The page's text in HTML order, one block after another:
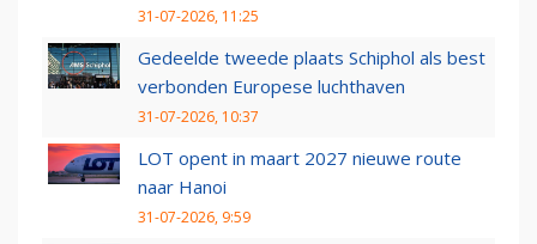
31-07-2026, 11:25
Gedeelde tweede plaats Schiphol als best
verbonden Europese luchthaven
31-07-2026, 10:37
LOT opent in maart 2027 nieuwe route
naar Hanoi
31-07-2026, 9:59